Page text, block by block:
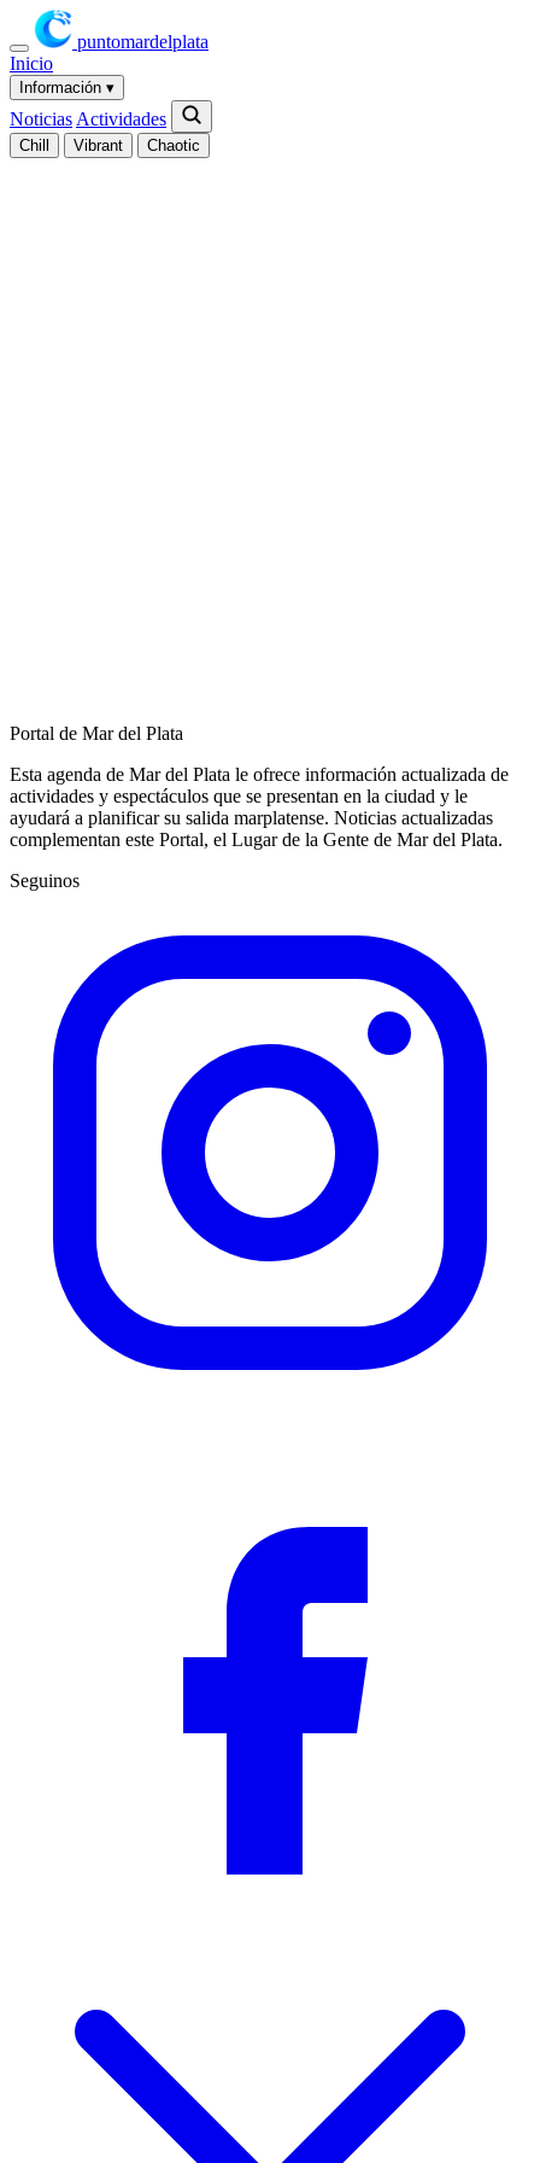
puntomardelplata
Inicio
Información ▾
Noticias Actividades
Chill Vibrant Chaotic
Portal de Mar del Plata
Esta agenda de Mar del Plata le ofrece información actualizada de
actividades y espectáculos que se presentan en la ciudad y le
ayudará a planificar su salida marplatense. Noticias actualizadas
complementan este Portal, el Lugar de la Gente de Mar del Plata.
Seguinos